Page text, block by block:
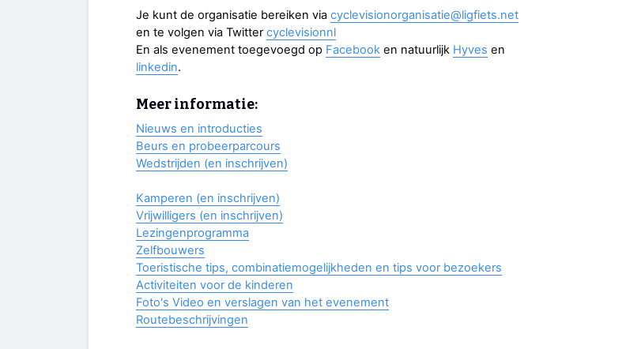
Je kunt de organisatie bereiken via cyclevisionorganisatie@ligfiets.net
en te volgen via Twittercyclevisionnl
En als evenement toegevoegd op Facebook en natuurlijk Hyves en
linkedin.
Meer informatie:
Nieuws en introducties
Beurs en probeerparcours
Wedstrijden (en inschrijven)
Kamperen (en inschrijven)
Vrijwilligers (en inschrijven)
Lezingenprogramma
Zelfbouwers
Toeristische tips, combinatiemogelijkheden en tips voor bezoekers
Activiteiten voor de kinderen
Foto's Video en verslagen van het evenement
Routebeschrijvingen